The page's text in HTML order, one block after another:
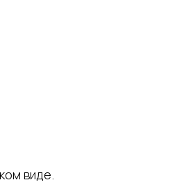
виде.